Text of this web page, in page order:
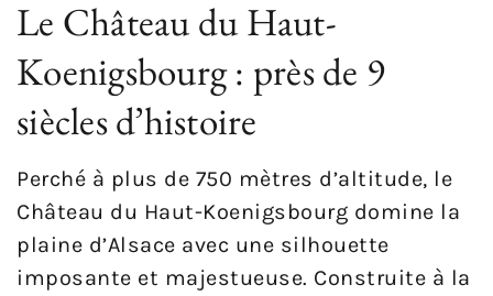
Le Château du Haut-
Koenigsbourg : près de 9
siècles d’histoire
Perché à plus de 750 mètres d’altitude, le
Château du Haut-Koenigsbourg domine la
plaine d’Alsace avec une silhouette
imposante et majestueuse. Construite à la